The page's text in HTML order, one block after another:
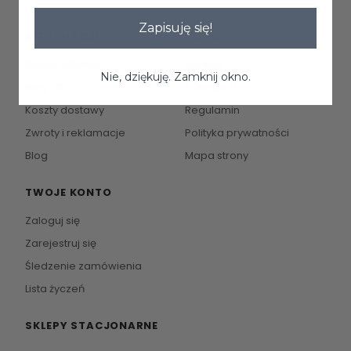
Koszty dostawy
Zwroty i reklamacje
Blog
POMOC
O firmie
Regulamin
Polityka prywatności
Mapa strony
TWOJE KONTO
Zaloguj się
Zarejestruj się
Śledzenie zamówienia
Lista życzeń
SKLEPY STACJONARNE
Zapisuję się!
Nie, dziękuję. Zamknij okno.